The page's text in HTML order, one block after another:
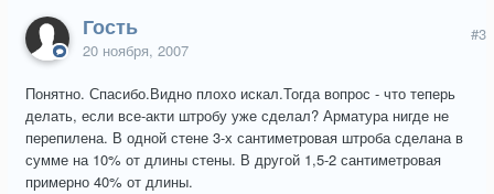
Гость
20 ноября, 2007
#3
Понятно. Спасибо.Видно плохо искал.Тогда вопрос - что теперь
делать, если все-акти штробу уже сделал? Арматура нигде не
перепилена. В одной стене 3-х сантиметровая штроба сделана в
сумме на 10% от длины стены. В другой 1,5-2 сантиметровая
примерно 40% от длины.